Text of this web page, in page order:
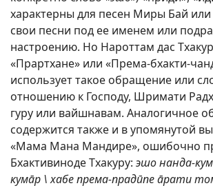
характерны для песен Миры Бай или
свои песни под ее именем или
настроению. Но Нароттам дас
«Прартхане» или «Према-бхакти-
использует такое обращение или
отношению к Господу, Шримати
гуру или вайшнавам. Аналогичное
содержится также и в упомянутой
«Мама Мана Мандире», ошибочно
Бхактивиноде Тхакуру: эшо нанда-
кумāр \ хабе према-прадӣпе āрати